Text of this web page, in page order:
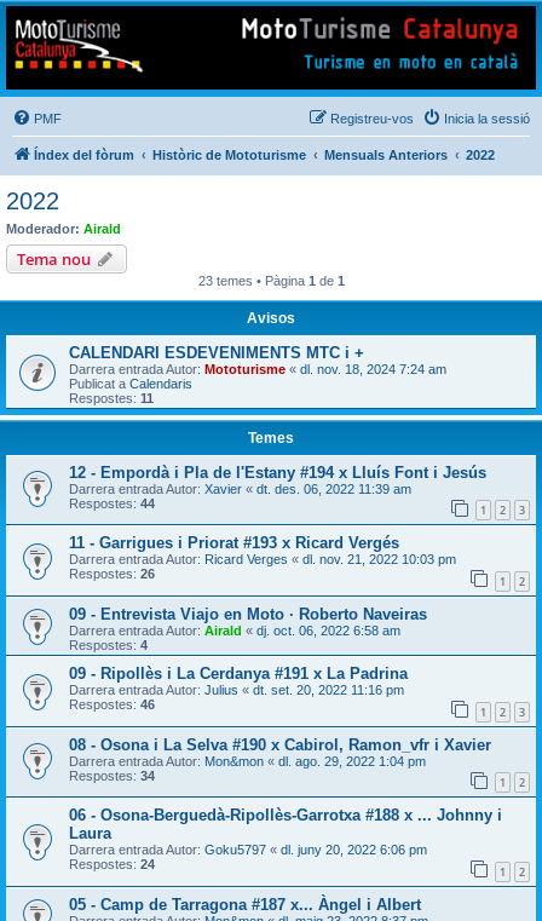
Mototurisme
Turisme en moto en català
PMF Inicia la sessió
Registreu-vos
Índex del fòrum Històric de Mototurisme Mensuals Anteriors 2022
2022
Moderador: Airald
Tema nou
23 temes • Pàgina 1 de 1
Avisos
CALENDARI ESDEVENIMENTS MTC i +
Darrera entrada Autor: Mototurisme « dl. nov. 18, 2024 7:24 am
Publicat a Calendaris
Respostes: 11
Temes
12 - Empordà i Pla de l'Estany #194 x Lluís Font i Jesús
Darrera entrada Autor: Xavier « dt. des. 06, 2022 11:39 am
Respostes: 44 1 2 3
11 - Garrigues i Priorat #193 x Ricard Vergés
Darrera entrada Autor: Ricard Verges « dl. nov. 21, 2022 10:03 pm
Respostes: 26 1 2
09 - Entrevista Viajo en Moto · Roberto Naveiras
Darrera entrada Autor: Airald « dj. oct. 06, 2022 6:58 am
Respostes: 4
09 - Ripollès i La Cerdanya #191 x La Padrina
Darrera entrada Autor: Julius « dt. set. 20, 2022 11:16 pm
Respostes: 46 1 2 3
08 - Osona i La Selva #190 x Cabirol, Ramon_vfr i Xavier
Darrera entrada Autor: Mon&mon « dl. ago. 29, 2022 1:04 pm
Respostes: 34 1 2
06 - Osona-Berguedà-Ripollès-Garrotxa #188 x ... Johnny i
Laura
Darrera entrada Autor: Goku5797 « dl. juny 20, 2022 6:06 pm
Respostes: 24 1 2
05 - Camp de Tarragona #187 x... Àngel i Albert